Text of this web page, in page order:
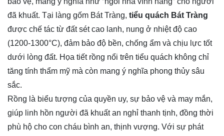
đã khuất. Tại làng gốm Bát Tràng, tiểu quách Bát Tràng
được chế tác từ đất sét cao lanh, nung ở nhiệt độ cao
(1200-1300°C), đảm bảo độ bền, chống ẩm và chịu lực tốt
dưới lòng đất. Họa tiết rồng nổi trên tiểu quách không chỉ
tăng tính thẩm mỹ mà còn mang ý nghĩa phong thủy sâu
sắc.
Rồng là biểu tượng của quyền uy, sự bảo vệ và may mắn,
giúp linh hồn người đã khuất an nghỉ thanh tịnh, đồng thời
phù hộ cho con cháu bình an, thịnh vượng. Với sự phát